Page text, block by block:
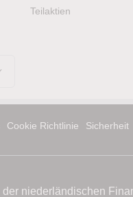
Teilaktien
Cookie Richtlinie Sicherheit